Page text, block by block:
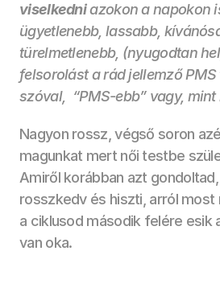
viselkedni azokon a napokon
ügyetlenebb, lassabb,
türelmetlenebb, (nyugodtan
felsorolást a rád jellemző PMS
szóval,  “PMS-ebb” vagy,
Nagyon rossz, végső soron
magunkat mert női testbe
Amiről korábban azt
rosszkedv és hiszti, arról most
a ciklusod második felére esik
van oka.